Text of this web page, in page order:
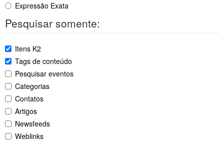
Expressão Exata
Pesquisar somente:
Itens K2
Tags de conteúdo
Pesquisar eventos
Categorias
Contatos
Artigos
Newsfeeds
Weblinks